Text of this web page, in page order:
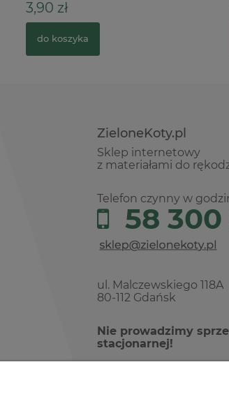
ZieloneKoty.pl
Sklep internetowy
z materiałami do
Telefon czynny w
58
ul. Malczewskiego 118A
80-112 Gdańsk
Nie prowadzimy
stacjonarnej!